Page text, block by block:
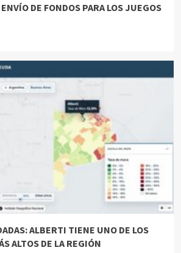
DE FONDOS PARA LOS JUEGOS
ALBERTI TIENE UNO DE LOS
ALTOS DE LA REGIÓN